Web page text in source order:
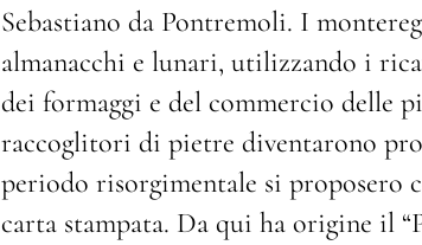
Sebastiano da Pontremoli. I
almanacchi e lunari, utilizzando i
dei formaggi e del commercio delle
raccoglitori di pietre diventarono
periodo risorgimentale si proposero
carta stampata. Da qui ha origine il